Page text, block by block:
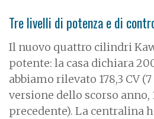
Tre livelli di potenza e di
Il nuovo quattro cilindri
potente: la casa dichiara
abbiamo rilevato 178,3 CV
versione dello scorso anno,
precedente). La centralina